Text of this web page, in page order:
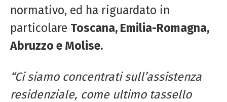
normativo, ed ha riguardato in
particolare Toscana, Emilia-Romagna,
Abruzzo e Molise.
“Ci siamo concentrati sull’assistenza
residenziale, come ultimo tassello